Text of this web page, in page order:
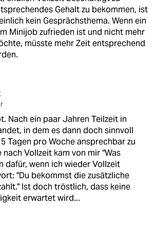
Gehalt zu bekommen, ist
kein Gesprächsthema. Wenn ein
Minijob zufrieden ist und nicht mehr
müsste mehr Zeit entsprechend
Nach ein paar Jahren Teilzeit in
in dem es dann doch sinnvoll
Tagen pro Woche ansprechbar zu
nach Vollzeit kam von mir "Was
dafür, wenn ich wieder Vollzeit
"Du bekommst die zusätzliche
Ist doch tröstlich, dass keine
erwartet wird...